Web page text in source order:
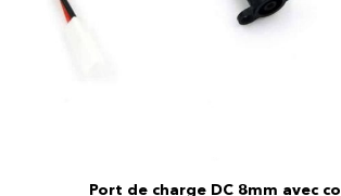
Port de charge DC 8mm avec